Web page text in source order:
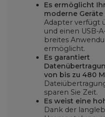
Es ermöglicht
moderne
Adapter verfügt
und einen USB-
breites
ermöglicht.
Es garantiert
von bis zu 480
sparen Sie Zeit.
Es weist eine
Dank der